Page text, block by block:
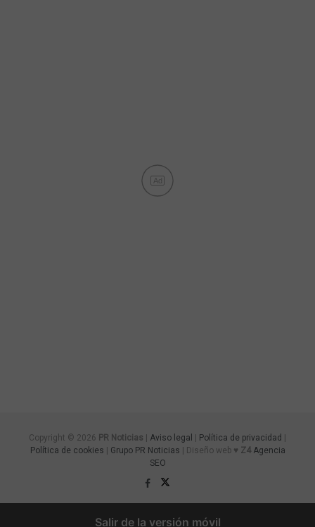
Ad
Copyright © 2026 PR Noticias Aviso legal Política de privacidad
Política de cookies
Grupo PR Noticias | Diseño web ♥ Z4 Agencia
SEO
Salir de la versión móvil